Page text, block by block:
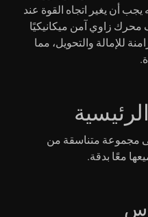
أن يغير اتجاه القوة عند
زاوي آمن ميكانيكيًا
للإمالة والتحويل، مما
مجموعة متناسقة من
معًا بدقة.